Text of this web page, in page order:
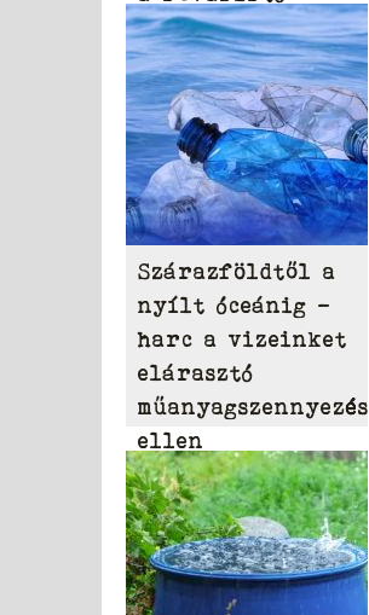
szerek
Szárazföldtől a
nyílt óceánig –
harc a vizeinket
elárasztó
műanyagszennyezés
ellen